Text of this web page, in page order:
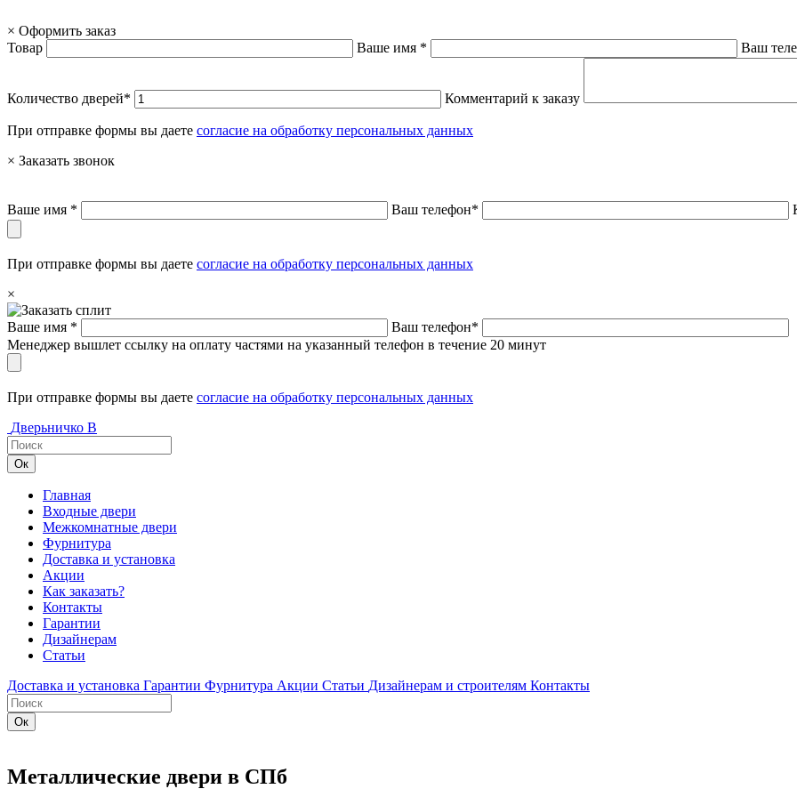
× Оформить заказ
Товар
Ваше имя * Ваш
Количество дверей* Комментарий к заказу
При отправке формы вы даете согласие на обработку персональных данных
× Заказать звонок
Ваше имя * Ваш телефон*
При отправке формы вы даете согласие на обработку персональных данных
×
Ваше имя *
Ваш телефон*
Менеджер вышлет ссылку на оплату частями на указанный телефон в течение 20 минут
При отправке формы вы даете согласие на обработку персональных данных
Дверьничко В
Главная
Входные двери
Межкомнатные двери
Фурнитура
Доставка и установка
Акции
Как заказать?
Контакты
Гарантии
Дизайнерам
Статьи
Доставка и установка Гарантии Фурнитура Акции Статьи Дизайнерам и строителям Контакты
Металлические двери в СПб